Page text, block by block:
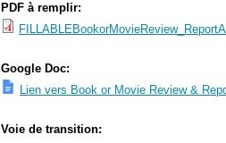
PDF à remplir:
Google Doc:
Lien vers Book or Movie Review &
Voie de transition: